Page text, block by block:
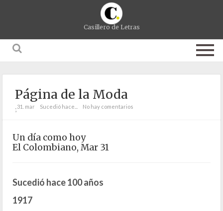
Casillero de Letras
Página de la Moda
;31. mar Sucedió hace... No hay comentarios
Un día como hoy
El Colombiano, Mar 31
Sucedió hace 100 años
1917